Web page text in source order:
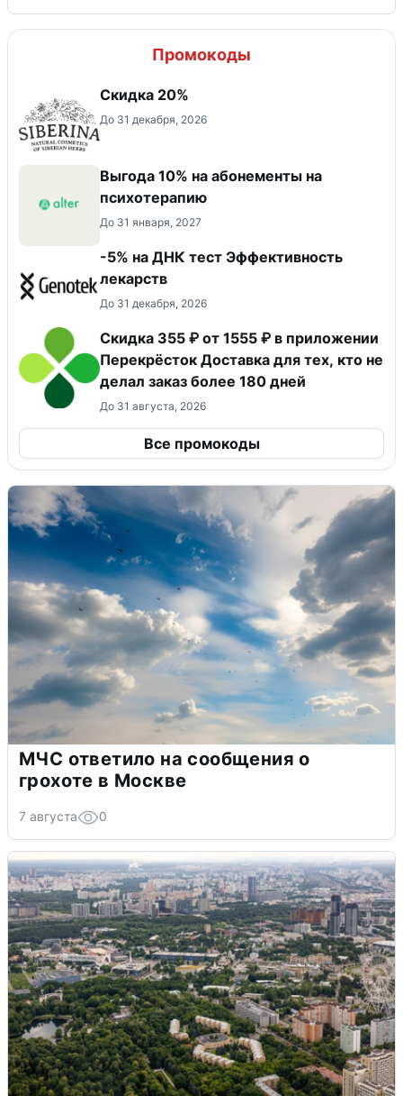
Промокоды
Скидка 20%
До 31 декабря, 2026
Выгода 10% на абонементы на
психотерапию
До 31 января, 2027
-5% на ДНК тест Эффективность
лекарств
До 31 декабря, 2026
Скидка 355 ₽ от 1555 ₽ в приложении
Перекрёсток Доставка для тех, кто не
делал заказ более 180 дней
До 31 августа, 2026
Все промокоды
МЧС ответило на сообщения о
грохоте в Москве
7 августа 0